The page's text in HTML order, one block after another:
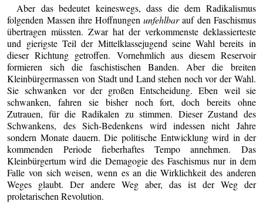
Aber das bedeutet keineswegs, dass die dem Radikalismus
folgenden Massen ihre Hoffnungenunfehlbarauf den Faschismus
übertragen müssten. Zwar hat der verkommenste deklassierteste
und gierigste Teil der Mittelklassejugend seine Wahl bereits in
dieser Richtung getroffen. Vornehmlich aus diesem Reservoir
formieren sich die faschistischen Banden. Aber die breiten
Kleinbürgermassen von Stadt und Land stehen noch vor der Wahl.
Sie schwanken vor der großen Entscheidung. Eben weil sie
schwanken, fahren sie bisher noch fort, doch bereits ohne
Zutrauen, für die Radikalen zu stimmen. Dieser Zustand des
Schwankens, des Sich-Bedenkens wird indessen nicht Jahre
sondern Monate dauern. Die politische Entwicklung wird in der
kommenden Periode fieberhaftes Tempo annehmen. Das
Kleinbürgertum wird die Demagogie des Faschismus nur in dem
Falle von sich weisen, wenn es an die Wirklichkeit des anderen
Weges glaubt. Der andere Weg aber, das ist der Weg der
proletarischen Revolution.